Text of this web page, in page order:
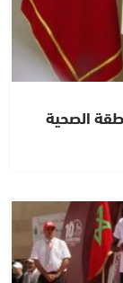
الصحية